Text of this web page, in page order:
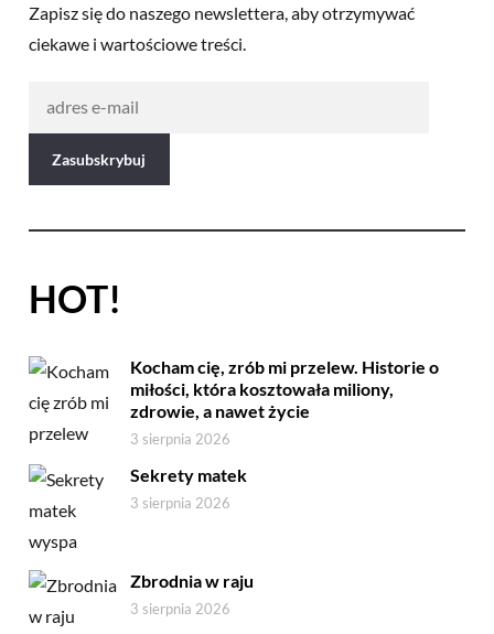
Zapisz się do naszego newslettera, aby otrzymywać
ciekawe i wartościowe treści.
HOT!
Kocham cię, zrób mi przelew. Historie o
miłości, która kosztowała miliony,
zdrowie, a nawet życie
3 sierpnia 2026
Sekrety matek
3 sierpnia 2026
Zbrodnia w raju
3 sierpnia 2026